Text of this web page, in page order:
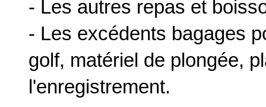
- Les autres repas et
- Les excédents bagages
golf, matériel de plongée,
l'enregistrement.